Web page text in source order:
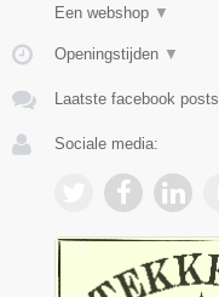
Een webshop ▼
Openingstijden ▼
Laatste facebook posts
Sociale media: